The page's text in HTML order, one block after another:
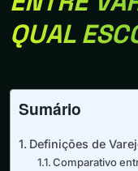
QUAL
Sumário
Definições de
Comparativo